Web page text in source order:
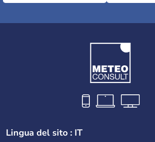
Lingua del sito : IT